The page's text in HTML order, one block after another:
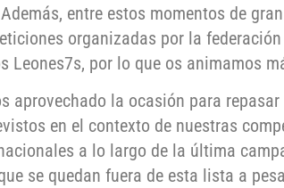
entre estos momentos de
organizadas por la
Leones7s, por lo que os animamos
aprovechado la ocasión para
en el contexto de nuestras
a lo largo de la última
se quedan fuera de esta lista a